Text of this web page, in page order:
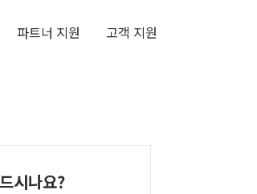
파트너 지원 고객 지원
시나요?